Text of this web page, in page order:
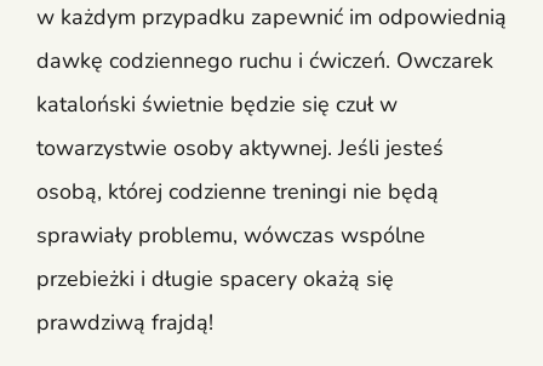
w każdym przypadku zapewnić im odpowiednią
dawkę codziennego ruchu i ćwiczeń. Owczarek
kataloński świetnie będzie się czuł w
towarzystwie osoby aktywnej. Jeśli jesteś
osobą, której codzienne treningi nie będą
sprawiały problemu, wówczas wspólne
przebieżki i długie spacery okażą się
prawdziwą frajdą!